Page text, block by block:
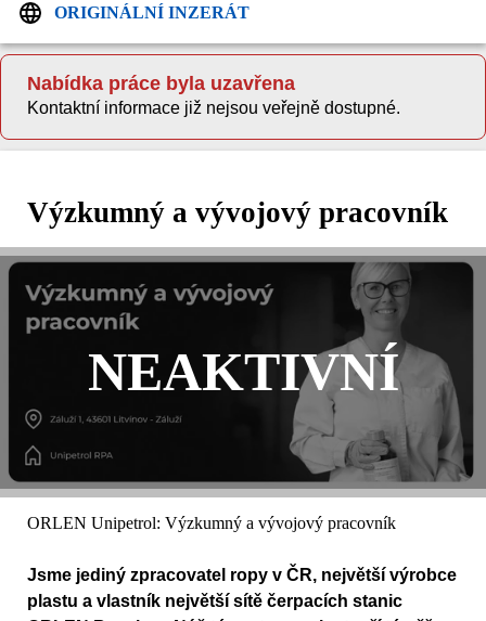
ORIGINÁLNÍ INZERÁT
Nabídka práce byla uzavřena
Kontaktní informace již nejsou veřejně dostupné.
Výzkumný a vývojový pracovník
NEAKTIVNÍ
ORLEN Unipetrol: Výzkumný a vývojový pracovník
Jsme jediný zpracovatel ropy v ČR, největší výrobce
plastu a vlastník největší sítě čerpacích stanic